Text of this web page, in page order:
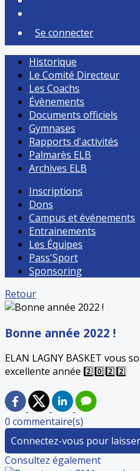
Se connecter
Historique
Le Comité Directeur
Les Coachs
Évènements
Documents officiels
Gymnases
Rapports d'activités
Palmarès ELB
Archives ELB
Inscriptions
Dons
Campus et événements
Entrainements
Les Équipes
Pass'Sport
Sponsoring
Retour
Bonne année 2022 !
ELAN LAGNY BASKET vous
excellente année 2️⃣0️⃣2️⃣2️⃣
0 commentaire(s)
Connectez-vous pour
Consultez également